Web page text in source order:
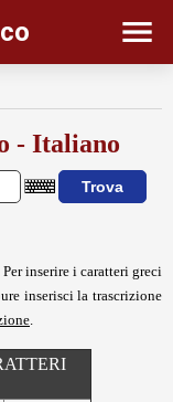
- Italiano
inserire i caratteri greci
inserisci la trascrizione